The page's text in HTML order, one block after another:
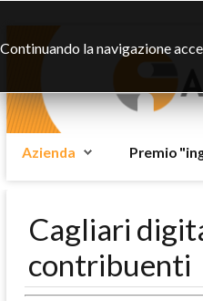
Azienda Premio
Cagliari
contribuenti
Continuando la navigazione